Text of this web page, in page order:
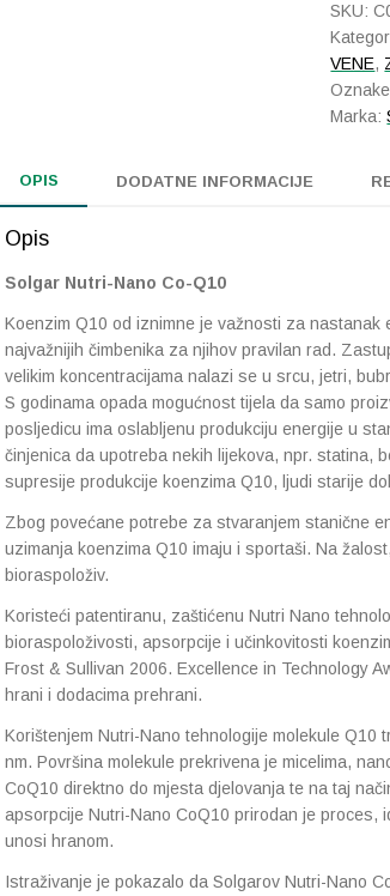
kapsula
SKU:
VENE,
Marka:
OPIS DODATNE INFORMACIJE
Opis
Solgar Nutri-Nano Co-Q10
Koenzim Q10 od iznimne je važnosti za nastanak
najvažnijih čimbenika za njihov pravilan rad.
velikim koncentracijama nalazi se u srcu, jetri,
S godinama opada mogućnost tijela da samo
posljedicu ima oslabljenu produkciju energije u
činjenica da upotreba nekih lijekova, npr. statina,
supresije produkcije koenzima Q10, ljudi starije
Zbog povećane potrebe za stvaranjem stanične
uzimanja koenzima Q10 imaju i sportaši. Na
bioraspoloživ.
Koristeći patentiranu, zaštićenu Nutri Nano
bioraspoloživosti, apsorpcije i učinkovitosti
Frost & Sullivan 2006. Excellence in Technology
hrani i dodacima prehrani.
Korištenjem Nutri-Nano tehnologije molekule Q10
nm. Površina molekule prekrivena je micelima,
CoQ10 direktno do mjesta djelovanja te na taj
apsorpcije Nutri-Nano CoQ10 prirodan je proces,
unosi hranom.
Istraživanje je pokazalo da Solgarov Nutri-Nano